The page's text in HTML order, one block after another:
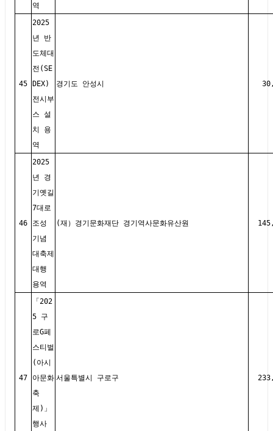
역
45
2025
년 반
도체대
전(SE
DEX)
전시부
스 설
치 용
역
경기도 안성시
46
2025
년 경
기옛길
7대로
조성
기념
대축제
대행
용역
(재）경기문화재단 경기역사문화유산원
47
「202
5 구
로G페
스티벌
(아시
아문화
축
제)」
행사
서울특별시 구로구